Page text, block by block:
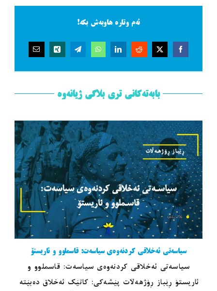
ئەم وتارە هاوبەش بکە!
بابەتەکانی تری بلاگی ژیانەوە
سیاسەتی ئەخلاقی کردنەوەی سیاسەت: قاسملوو و ئاریستۆ
سیاسەتی ئەخلاقی کردنەوەی سیاسەت: قاسملوو و
ئاریستۆ ڕێباز ڕۆژهەڵات پێشەکی: کاتێک ئەخلاق دەبێتە